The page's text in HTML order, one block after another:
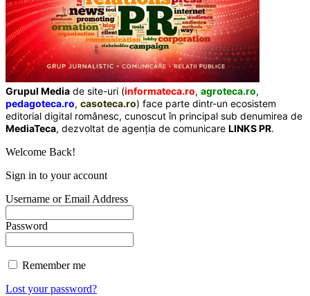
Grupul Media de site-uri (informateca.ro, agroteca.ro,
pedagoteca.ro, casoteca.ro) face parte dintr-un ecosistem
editorial digital românesc, cunoscut în principal sub denumirea de
MediaTeca, dezvoltat de agenția de comunicare LINKS PR.
Welcome Back!
Sign in to your account
Username or Email Address
Password
Remember me
Lost your password?